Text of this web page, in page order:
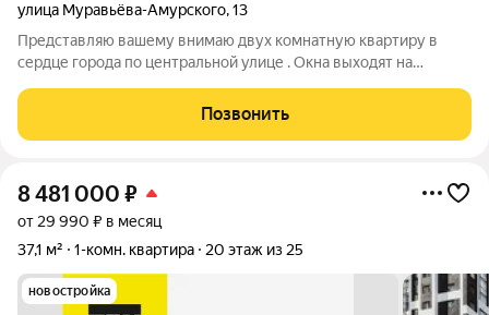
улица Муравьёва-Амурского,13
Представляю вашему внимаю двух комнатную квартиру в
сердце города по центральной улице . Окна выходят на
квартире тихо и не слышно транспорта. Толщина стен 80 см.
Квартира 48,5 м2, комнаты
Позвонить
8 481 000 ₽
от 29 990 ₽ в месяц
37,1 м²
1-комн. квартира 20 этаж из 25
новостройка